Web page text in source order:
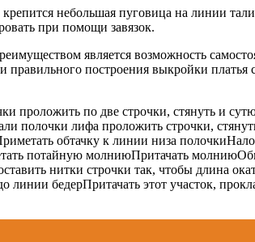
небольшая пуговица на линии
при помощи завязок.
является возможность
построения выкройки
проложить по две строчки, стянуть и
полочки лифа проложить строчки,
обтачку к линии низа полочки
потайную молниюПритачать молнию
нитки строчки так, чтобы длина
линии бедерПритачать этот участок,